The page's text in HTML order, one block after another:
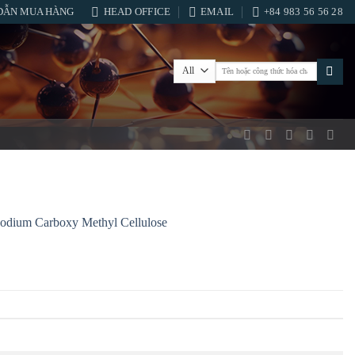
MUA HÀNG HEAD OFFICE EMAIL +84 983 56 56 28
Tìm
kiếm:
Carboxy Methyl Cellulose